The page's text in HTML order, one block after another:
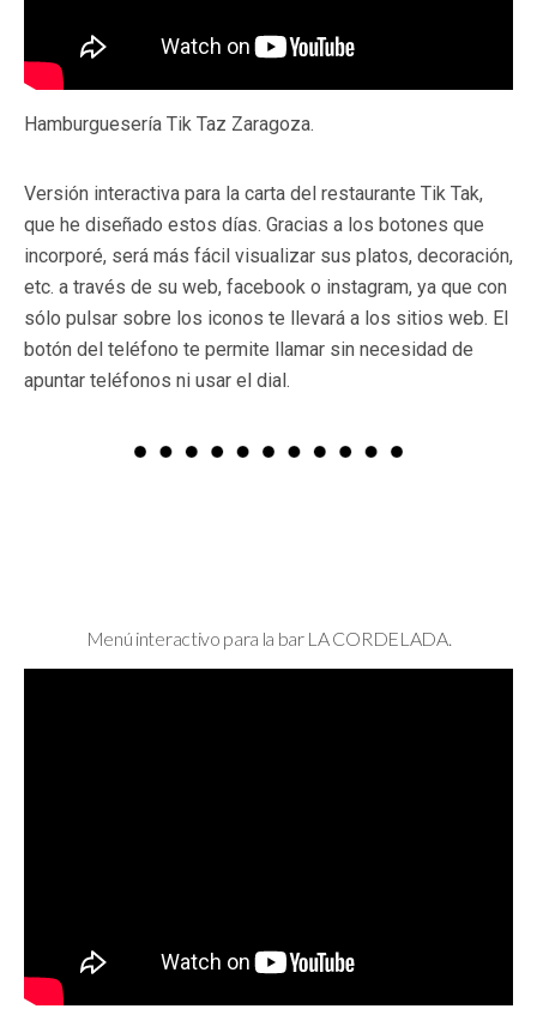
Hamburguesería Tik Taz Zaragoza.
Versión interactiva para la carta del restaurante Tik Tak,
que he diseñado estos días. Gracias a los botones que
incorporé, será más fácil visualizar sus platos, decoración,
etc. a través de su web, facebook o instagram, ya que con
sólo pulsar sobre los iconos te llevará a los sitios web. El
botón del teléfono te permite llamar sin necesidad de
apuntar teléfonos ni usar el dial.
Menú interactivo para la bar LA CORDELADA.